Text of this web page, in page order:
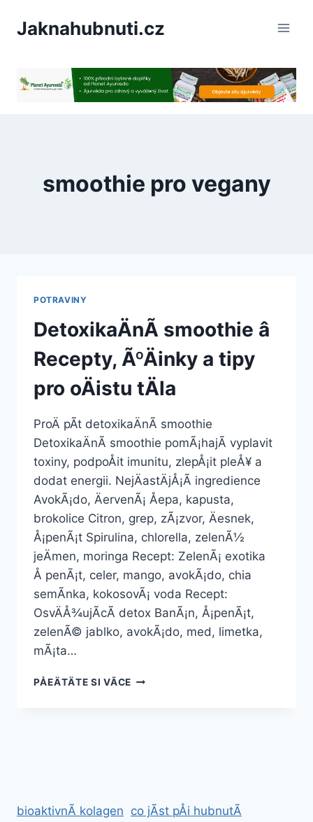
Jaknahubnuti.cz
smoothie pro vegany
POTRAVINY
DetoxikaÄnÃ­ smoothie â
Recepty, ÃºÄinky a tipy
pro oÄistu tÄla
ProÄ pÃ­t detoxikaÄnÃ­ smoothie
DetoxikaÄnÃ­ smoothie pomÃ¡hajÃ­ vyplavit
toxiny, podpoÅit imunitu, zlepÅ¡it pleÅ¥ a
dodat energii. NejÄastÄjÅ¡Ã­ ingredience
AvokÃ¡do, ÄervenÃ¡ Åepa, kapusta,
brokolice Citron, grep, zÃ¡zvor, Äesnek,
Å¡penÃ¡t Spirulina, chlorella, zelenÃ½
jeÄmen, moringa Recept: ZelenÃ¡ exotika
Å penÃ¡t, celer, mango, avokÃ¡do, chia
semÃ­nka, kokosovÃ¡ voda Recept:
OsvÄÅ¾ujÃ­cÃ­ detox BanÃ¡n, Å¡penÃ¡t,
zelenÃ© jablko, avokÃ¡do, med, limetka,
mÃ¡ta…
PÅEÄTÄTE SI VÃ­CEDETOXIKAÄNÃ­
TÄLA
bioaktivnÃ­ kolagen co jÃ­st pÅi hubnutÃ­